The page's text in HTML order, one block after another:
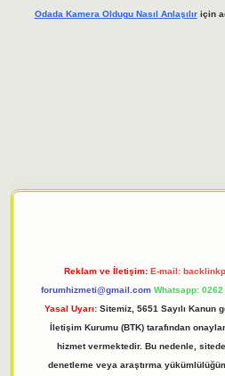
Odada Kamera Oldugu Nasıl Anlaşılıriçin
Reklam ve İletişim: E-mail:
forumhizmeti@gmail.com Whatsapp:
Yasal Uyarı: Sitemiz, 5651 Sayılı Kanun
İletişim Kurumu (BTK) tarafından
hizmet vermektedir. Bu nedenle,
denetleme veya araştırma